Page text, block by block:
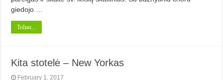
giedojo …
Toliau...
Kita stotelė – New Yorkas
February 1, 2017